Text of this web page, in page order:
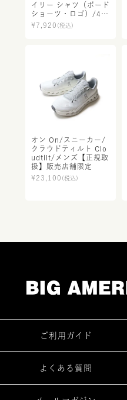
イリー シャツ（ボード
ショーツ・ロゴ）/45
481/メンズ【正規取
扱】
¥ 7,920 (税込)
オン On/スニーカー/
クラウドティルト Clo
udtilt/メンズ【正規取
扱】販売店舗限定
¥ 23,100 (税込)
ご利用ガイド
よくある質問